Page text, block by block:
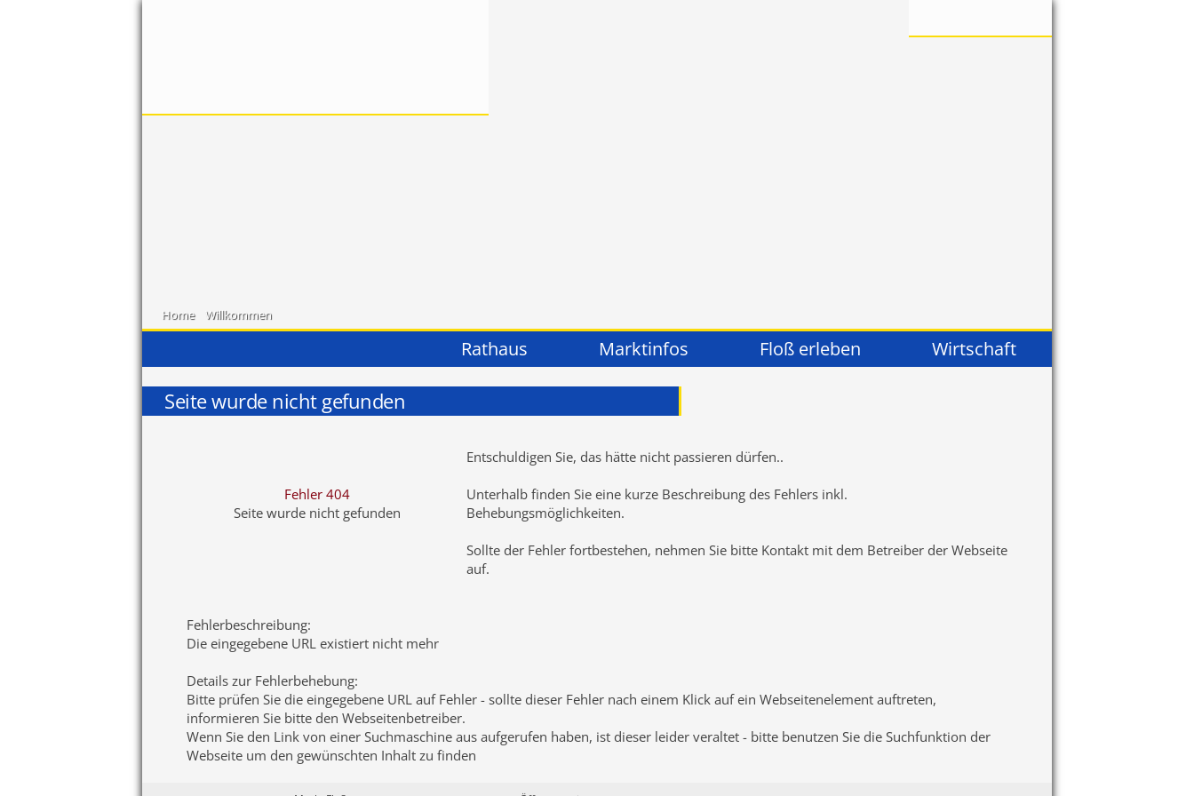
Home Willkommen
Rathaus Marktinfos Floß erleben Wirtschaft
Seite wurde nicht gefunden
Fehler 404
Seite wurde nicht gefunden
Entschuldigen Sie, das hätte nicht passieren dürfen..
Unterhalb finden Sie eine kurze Beschreibung des Fehlers inkl.
Behebungsmöglichkeiten.
Sollte der Fehler fortbestehen, nehmen Sie bitte Kontakt mit dem Betreiber der Webseite
auf.
Fehlerbeschreibung:
Die eingegebene URL existiert nicht mehr
Details zur Fehlerbehebung:
Bitte prüfen Sie die eingegebene URL auf Fehler - sollte dieser Fehler nach einem Klick auf ein Webseitenelement auftreten,
informieren Sie bitte den Webseitenbetreiber.
Wenn Sie den Link von einer Suchmaschine aus aufgerufen haben, ist dieser leider veraltet - bitte benutzen Sie die Suchfunktion der
Webseite um den gewünschten Inhalt zu finden